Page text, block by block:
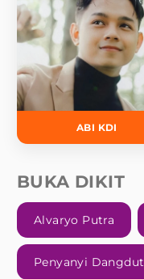
ABI KDI
BUKA DIKIT
Alvaryo Putra
Penyanyi Dangdut